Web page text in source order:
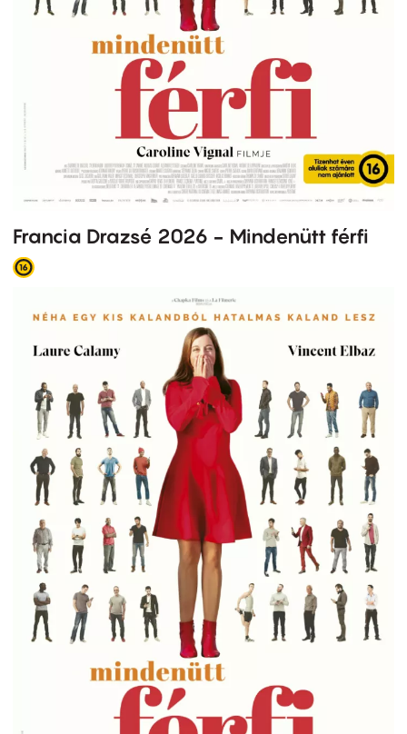
Francia Drazsé 2026 - Mindenütt férfi